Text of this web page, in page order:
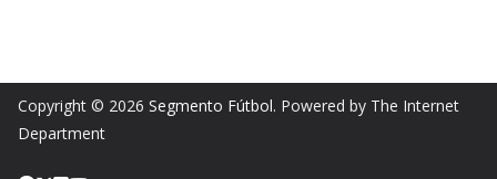
Copyright © 2026 Segmento Fútbol. Powered by The Internet
Department